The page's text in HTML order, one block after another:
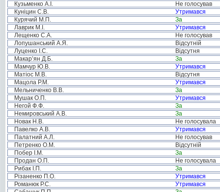
Кузьменко А.І.
Не голосував
Куніцин С.В.
Утримався
Курячий М.П.
За
Лаврик М.І.
Утримався
Лещенко С.А.
Не голосував
Лопушанський А.Я.
Відсутній
Луценко І.С.
Відсутня
Макар’ян Д.Б.
За
Мамчур Ю.В.
Утримався
Матіос М.В.
Відсутня
Мацола Р.М.
Утримався
Мельниченко В.В.
За
Мушак О.П.
Утримався
Негой Ф.Ф.
За
Немировський А.В.
За
Новак Н.В.
Не голосувала
Павелко А.В.
Утримався
Палатний А.Л.
Не голосував
Петренко О.М.
Відсутній
Побер І.М.
За
Продан О.П.
Не голосувала
Рибак І.П.
За
Різаненко П.О.
Утримався
Романюк Р.С.
Утримався